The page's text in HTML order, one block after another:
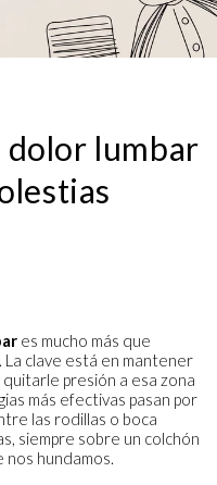
lumbar
es mucho más que
clave está en mantener
presión a esa zona
más efectivas pasan por
las rodillas o boca
siempre sobre un colchón
hundamos.